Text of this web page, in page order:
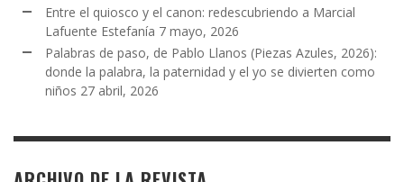
Entre el quiosco y el canon: redescubriendo a Marcial
Lafuente Estefanía 7 mayo, 2026
Palabras de paso, de Pablo Llanos (Piezas Azules, 2026):
donde la palabra, la paternidad y el yo se divierten como
niños 27 abril, 2026